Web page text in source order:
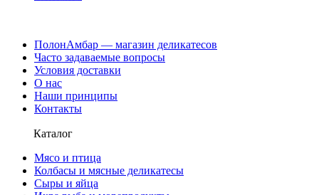
ПолонАмбар — магазин деликатесов
Часто задаваемые вопросы
Условия доставки
О нас
Наши принципы
Контакты
Каталог
Мясо и птица
Колбасы и мясные деликатесы
Сыры и яйца